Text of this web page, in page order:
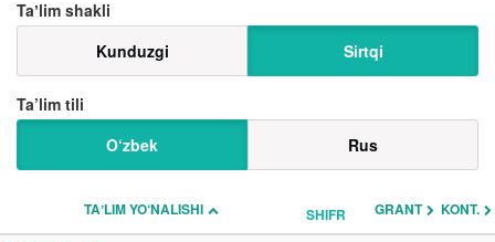
Taʼlim shakli
Kunduzgi
Sirtqi
Ta’lim tili
O‘zbek
Rus
TAʼLIM YO‘NALISHI SHIFR GRANT KONT.